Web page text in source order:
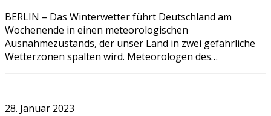
BERLIN – Das Winterwetter führt Deutschland am
Wochenende in einen meteorologischen
Ausnahmezustands, der unser Land in zwei gefährliche
Wetterzonen spalten wird. Meteorologen des…
28. Januar 2023